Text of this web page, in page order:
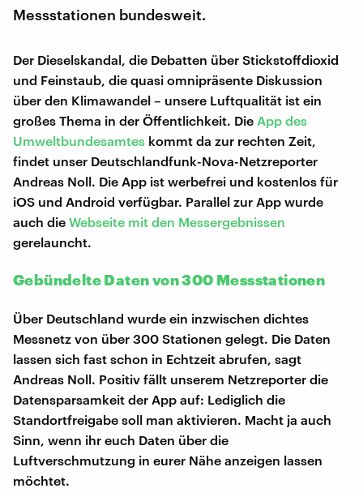
Messstationen bundesweit.
Der Dieselskandal, die Debatten über Stickstoffdioxid
und Feinstaub, die quasi omnipräsente Diskussion
über den Klimawandel – unsere Luftqualität ist ein
großes Thema in der Öffentlichkeit. Die App des
Umweltbundesamtes kommt da zur rechten Zeit,
findet unser Deutschlandfunk-Nova-Netzreporter
Andreas Noll. Die App ist werbefrei und kostenlos für
iOS und Android verfügbar. Parallel zur App wurde
auch die Webseite mit den Messergebnissen
gerelauncht.
Gebündelte Daten von 300 Messstationen
Über Deutschland wurde ein inzwischen dichtes
Messnetz von über 300 Stationen gelegt. Die Daten
lassen sich fast schon in Echtzeit abrufen, sagt
Andreas Noll. Positiv fällt unserem Netzreporter die
Datensparsamkeit der App auf: Lediglich die
Standortfreigabe soll man aktivieren. Macht ja auch
Sinn, wenn ihr euch Daten über die
Luftverschmutzung in eurer Nähe anzeigen lassen
möchtet.